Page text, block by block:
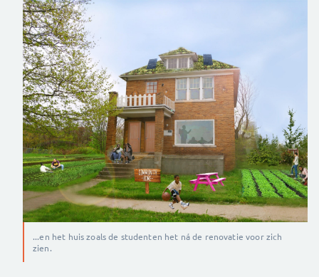
...en het huis zoals de studenten het ná de renovatie voor zich
zien.